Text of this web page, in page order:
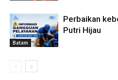
Batam
Perbaikan
Putri Hijau